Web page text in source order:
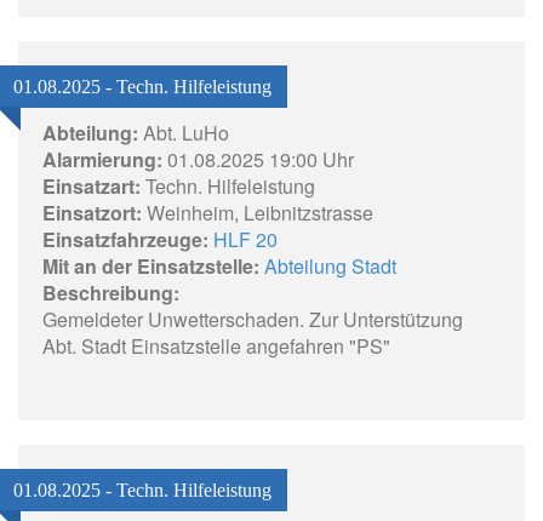
01.08.2025 - Techn. Hilfeleistung
Abteilung: Abt. LuHo
Alarmierung: 01.08.2025 19:00 Uhr
Einsatzart: Techn. Hilfeleistung
Einsatzort: Weinheim, Leibnitzstrasse
Einsatzfahrzeuge: HLF 20
Mit an der Einsatzstelle: Abteilung Stadt
Beschreibung:
Gemeldeter Unwetterschaden. Zur Unterstützung
Abt. Stadt Einsatzstelle angefahren "PS"
01.08.2025 - Techn. Hilfeleistung